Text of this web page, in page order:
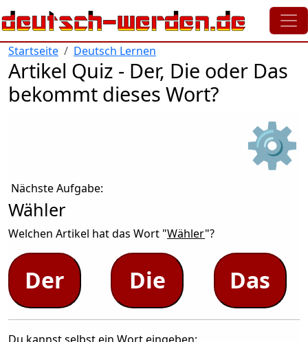
Direkt zum Inhalt
Startseite Deutsch Lernen
Artikel Quiz - Der, Die oder Das
bekommt dieses Wort?
⚙
Nächste Aufgabe:
Wähler
Welchen Artikel hat das Wort "Wähler"?
Der Die Das